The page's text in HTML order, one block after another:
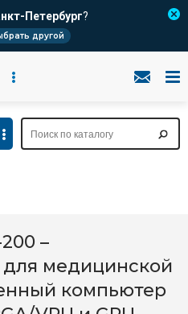
Петербург?
другой
–
медицинской
компьютер